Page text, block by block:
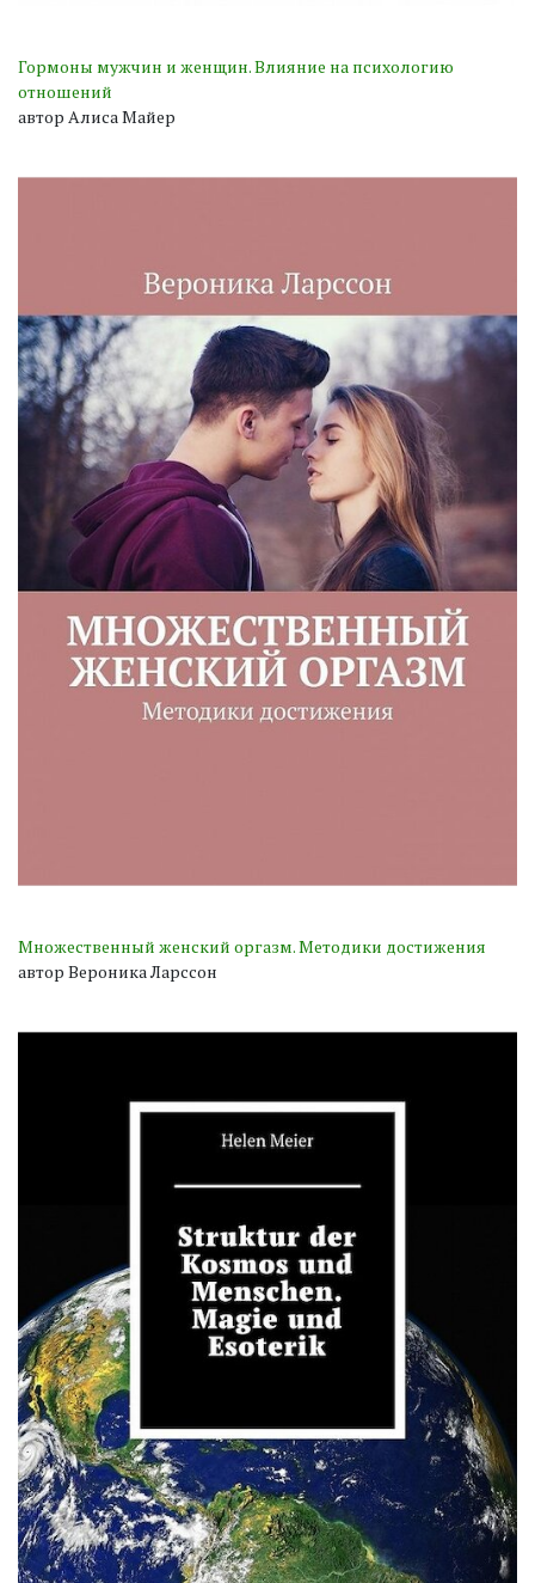
Гормоны мужчин и женщин. Влияние на психологию
отношений
автор Алиса Майер
Множественный женский оргазм. Методики достижения
автор Вероника Ларссон